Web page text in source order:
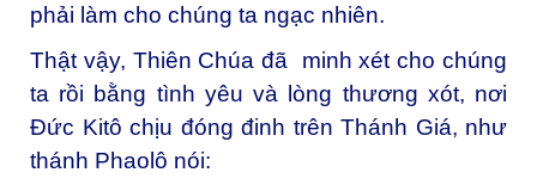
phải làm cho chúng ta ngạc nhiên.
Thật vậy, Thiên Chúa đã minh xét cho chúng
ta rồi bằng tình yêu và lòng thương xót, nơi
Đức Kitô chịu đóng đinh trên Thánh Giá, như
thánh Phaolô nói: